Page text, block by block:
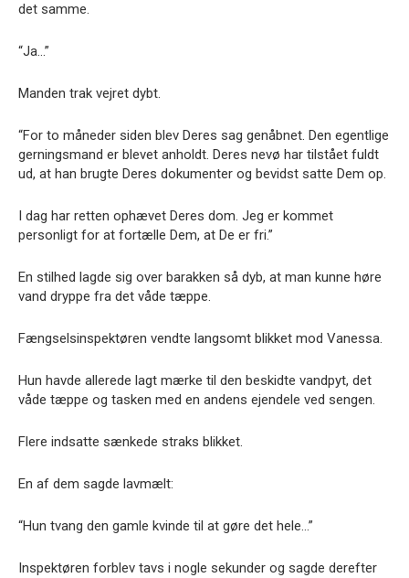
det samme.
“Ja…”
Manden trak vejret dybt.
“For to måneder siden blev Deres sag genåbnet. Den egentlige
gerningsmand er blevet anholdt. Deres nevø har tilstået fuldt
ud, at han brugte Deres dokumenter og bevidst satte Dem op.
I dag har retten ophævet Deres dom. Jeg er kommet
personligt for at fortælle Dem, at De er fri.”
En stilhed lagde sig over barakken så dyb, at man kunne høre
vand dryppe fra det våde tæppe.
Fængselsinspektøren vendte langsomt blikket mod Vanessa.
Hun havde allerede lagt mærke til den beskidte vandpyt, det
våde tæppe og tasken med en andens ejendele ved sengen.
Flere indsatte sænkede straks blikket.
En af dem sagde lavmælt:
“Hun tvang den gamle kvinde til at gøre det hele…”
Inspektøren forblev tavs i nogle sekunder og sagde derefter